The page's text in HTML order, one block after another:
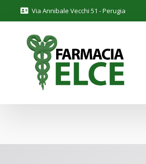
Via Annibale Vecchi 51 - Perugia